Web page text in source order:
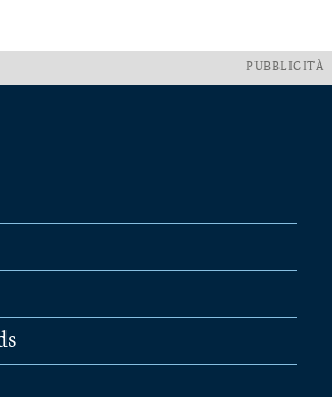
PUBBLICITÀ